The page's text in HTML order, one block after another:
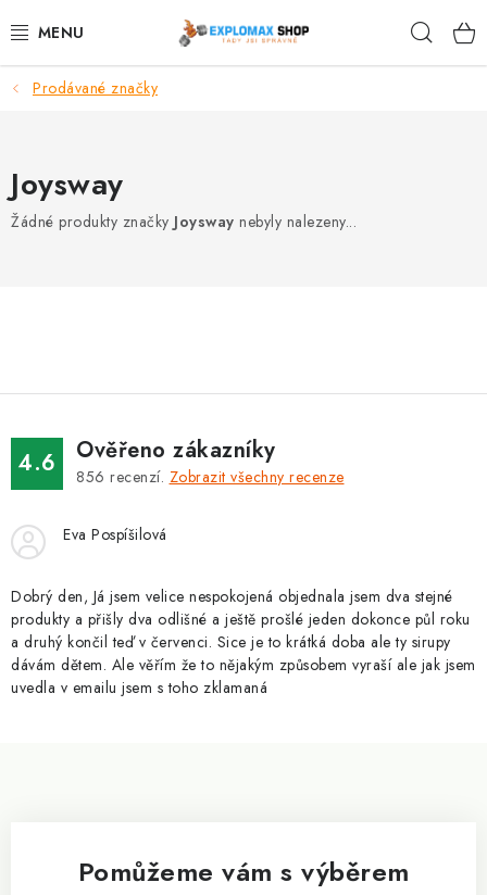
na
%AKCE
SPORTOVNÍ VÝŽIVA
ZNAČKY
Kontakty Slovník pojmů
Podmínky ochrany osobních údajů
Doprava a platba
Slevový systém
Vše o nákupu
Prodávané značky
Joysway
Žádné produkty značky Joysway nebyly nalezeny...
4.6 Ověřeno zákazníky
856 recenzí. Zobrazit všechny recenze
Eva Pospíšilová
Dobrý den, Já jsem velice nespokojená objednala jsem dva stejné
produkty a přišly dva odlišné a ještě prošlé jeden dokonce půl roku
a druhý končil teď v červenci. Sice je to krátká doba ale ty sirupy
dávám dětem. Ale věřím že to nějakým způsobem vyraší ale jak jsem
uvedla v emailu jsem s toho zklamaná
Pomůžeme vám s výběrem